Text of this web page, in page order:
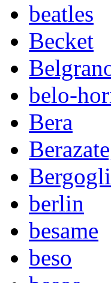
beatles
Becket
belo-
Bera
berlin
besame
beso